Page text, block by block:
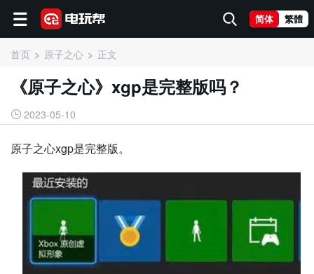
简体 繁體
首页 原子之心 正文
《原子之心》xgp是完整版吗？
2023-05-10
原子之心xgp是完整版。